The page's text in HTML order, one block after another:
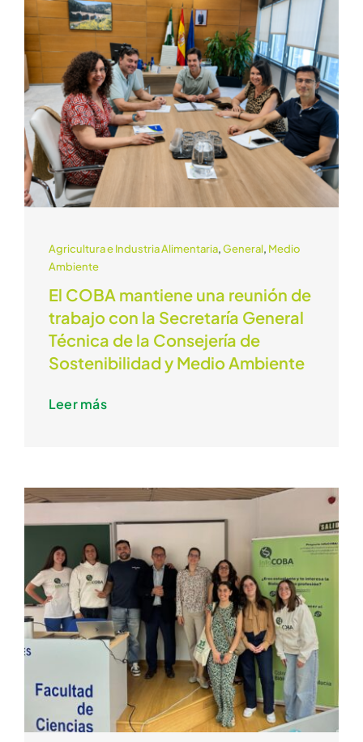
Agricultura e Industria Alimentaria,General, Medio
Ambiente
El COBA mantiene una reunión de
trabajo con la Secretaría General
Técnica de la Consejería de
Sostenibilidad y Medio Ambiente
Leer más